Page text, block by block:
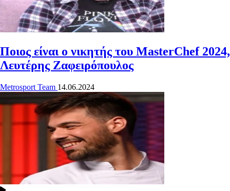
Ποιος είναι ο νικητής του MasterChef 2024,
Λευτέρης Ζαφειρόπουλος
Metrosport Team 14.06.2024